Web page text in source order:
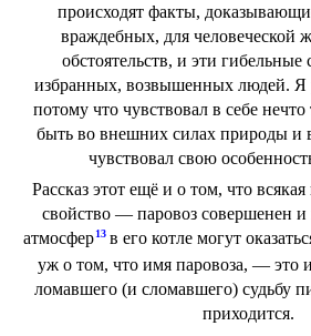
происходят факты,
враждебных, для человеческой
обстоятельств, и эти
избранных, возвышенных людей. Я
потому что чувствовал в себе нечто
быть во внешних силах природы и
чувствовал свою
Рассказ этот ещё и о том, что
свойство — паровоз совершенен и
атмосфер13в его котле могут
уж о том, что имя паровоза, — это
ломавшего (и сломавшего) судьбу
приходится.